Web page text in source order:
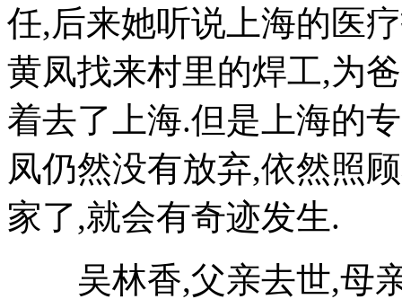
任,后来她听说上海的医
黄凤找来村里的焊工,为
着去了上海.但是上海的
凤仍然没有放弃,依然照
家了,就会有奇迹发生.
吴林香,父亲去世,母亲